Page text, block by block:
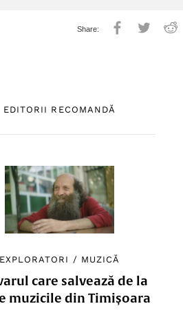
EDITORII RECOMANDĂ
EXPLORATORI / MUZICĂ
care salvează de la
muzicile din Timișoara